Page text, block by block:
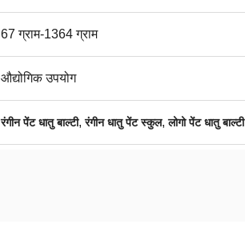
67 ग्राम-1364 ग्राम
औद्योगिक उपयोग
रंगीन पेंट धातु बाल्टी,रंगीन धातु पेंट स्कुल,लोगो पेंट धातु बाल्टी